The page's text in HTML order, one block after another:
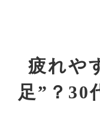
疲れや
足”？30